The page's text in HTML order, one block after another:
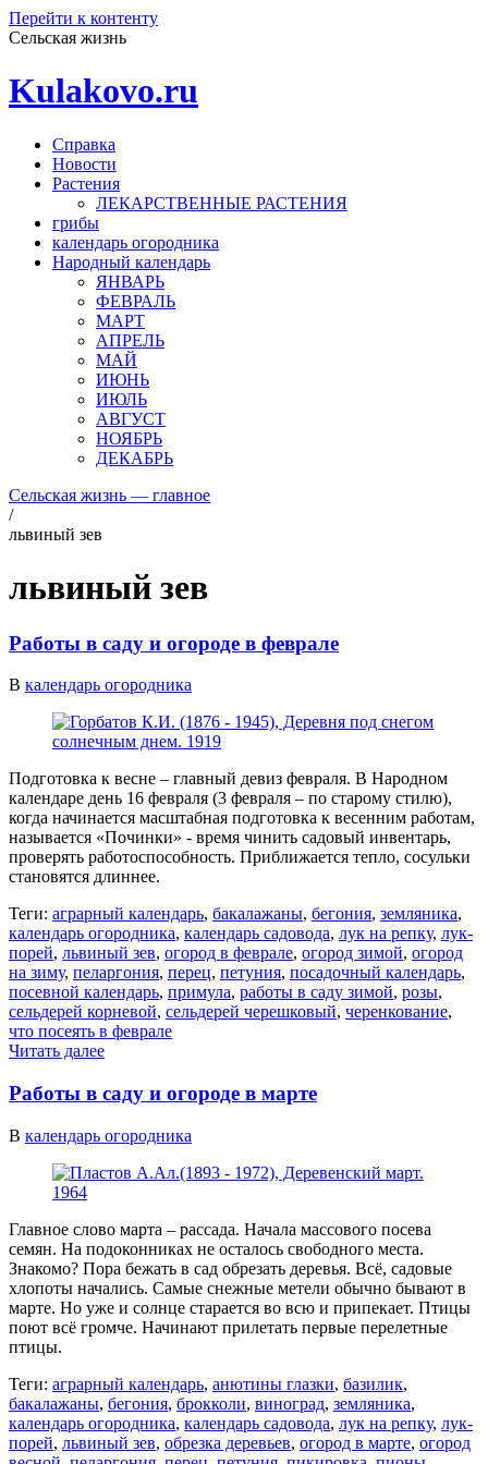
Перейти к контенту
Сельская жизнь
Kulakovo.ru
Справка
Новости
Растения
ЛЕКАРСТВЕННЫЕ РАСТЕНИЯ
грибы
календарь огородника
Народный календарь
ЯНВАРЬ
ФЕВРАЛЬ
МАРТ
АПРЕЛЬ
МАЙ
ИЮНЬ
ИЮЛЬ
АВГУСТ
НОЯБРЬ
ДЕКАБРЬ
Сельская жизнь — главное
/
львиный зев
львиный зев
Работы в саду и огороде в феврале
В календарь огородника
Подготовка к весне – главный девиз февраля. В Народном
календаре день 16 февраля (3 февраля – по старому стилю),
когда начинается масштабная подготовка к весенним работам,
называется «Починки» - время чинить садовый инвентарь,
проверять работоспособность. Приближается тепло, сосульки
становятся длиннее.
Теги: аграрный календарь, бакалажаны, бегония, земляника,
календарь огородника, календарь садовода, лук на репку, лук-
порей, львиный зев, огород в феврале, огород зимой, огород
на зиму, пеларгония, перец, петуния, посадочный календарь,
посевной календарь, примула, работы в саду зимой, розы,
сельдерей корневой, сельдерей черешковый, черенкование,
что посеять в феврале
Читать далее
Работы в саду и огороде в марте
В календарь огородника
Главное слово марта – рассада. Начала массового посева
семян. На подоконниках не осталось свободного места.
Знакомо? Пора бежать в сад обрезать деревья. Всё, садовые
хлопоты начались. Самые снежные метели обычно бывают в
марте. Но уже и солнце старается во всю и припекает. Птицы
поют всё громче. Начинают прилетать первые перелетные
птицы.
Теги: аграрный календарь, анютины глазки, базилик,
бакалажаны, бегония, брокколи, виноград, земляника,
календарь огородника, календарь садовода, лук на репку, лук-
порей, львиный зев, обрезка деревьев, огород в марте, огород